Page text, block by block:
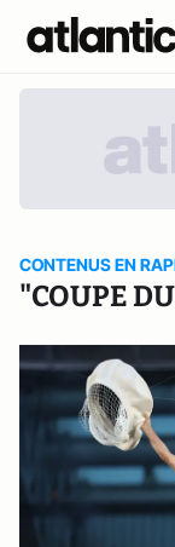
CONTENUS EN
"COUPE